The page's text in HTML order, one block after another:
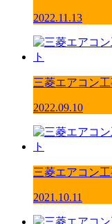
2022.11.13
三菱エアコン
2022.09.10
三菱エアコン
2021.10.11